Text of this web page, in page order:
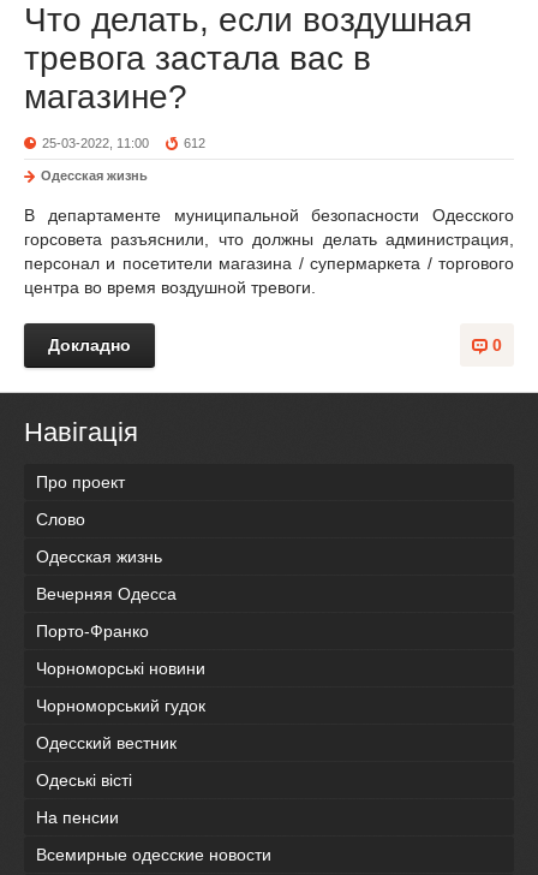
Что делать, если воздушная
тревога застала вас в
магазине?
25-03-2022, 11:00 612
Одесская жизнь
В департаменте муниципальной безопасности Одесского
горсовета разъяснили, что должны делать администрация,
персонал и посетители магазина / супермаркета / торгового
центра во время воздушной тревоги.
0
Докладно
Навігація
Про проект
Слово
Одесская жизнь
Вечерняя Одесса
Порто-Франко
Чорноморські новини
Чорноморський гудок
Одесский вестник
Одеськi вiстi
На пенсии
Всемирные одесские новости